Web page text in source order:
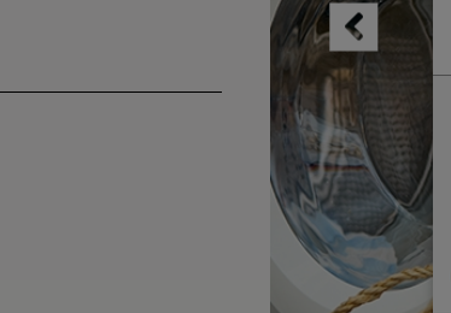
OBH Nordica Hårtørrer
5124 Artist Heatwave
Heatwave hårtørrer med 3 meter lang
ledning, mundstykke til koncentreret
luftflow, kold luft-funktion og forskellige
varme- og hastighedsindstillinger.